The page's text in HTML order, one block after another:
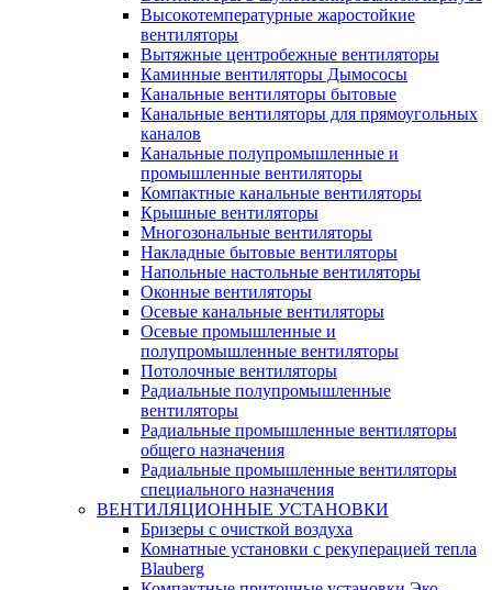
Высокотемпературные жаростойкие
вентиляторы
Вытяжные центробежные вентиляторы
Каминные вентиляторы Дымососы
Канальные вентиляторы бытовые
Канальные вентиляторы для прямоугольных
каналов
Канальные полупромышленные и
промышленные вентиляторы
Компактные канальные вентиляторы
Крышные вентиляторы
Многозональные вентиляторы
Накладные бытовые вентиляторы
Напольные настольные вентиляторы
Оконные вентиляторы
Осевые канальные вентиляторы
Осевые промышленные и
полупромышленные вентиляторы
Потолочные вентиляторы
Радиальные полупромышленные
вентиляторы
Радиальные промышленные вентиляторы
общего назначения
Радиальные промышленные вентиляторы
специального назначения
ВЕНТИЛЯЦИОННЫЕ УСТАНОВКИ
Бризеры с очисткой воздуха
Комнатные установки с рекуперацией тепла
Blauberg